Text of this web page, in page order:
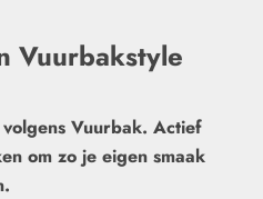
Vuurbakstyle
Vuurbak. Actief
om zo je eigen smaak